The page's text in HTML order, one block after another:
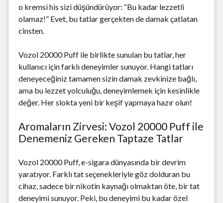
o kremsi his sizi düşündürüyor: “Bu kadar lezzetli
olamaz!” Evet, bu tatlar gerçekten de damak çatlatan
cinsten.
Vozol 20000 Puff ile birlikte sunulan bu tatlar, her
kullanıcı için farklı deneyimler sunuyor. Hangi tatları
deneyeceğiniz tamamen sizin damak zevkinize bağlı,
ama bu lezzet yolculuğu, deneyimlemek için kesinlikle
değer. Her slokta yeni bir keşif yapmaya hazır olun!
Aromaların Zirvesi: Vozol 20000 Puff ile
Denemeniz Gereken Taptaze Tatlar
Vozol 20000 Puff, e-sigara dünyasında bir devrim
yaratıyor. Farklı tat seçenekleriyle göz dolduran bu
cihaz, sadece bir nikotin kaynağı olmaktan öte, bir tat
deneyimi sunuyor. Peki, bu deneyimi bu kadar özel